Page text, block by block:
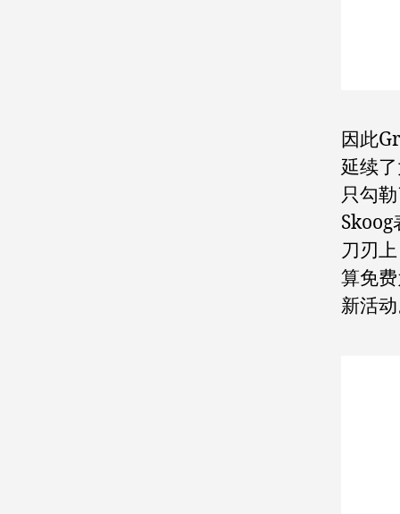
因此
延续
只勾
刀刃
算免
新活